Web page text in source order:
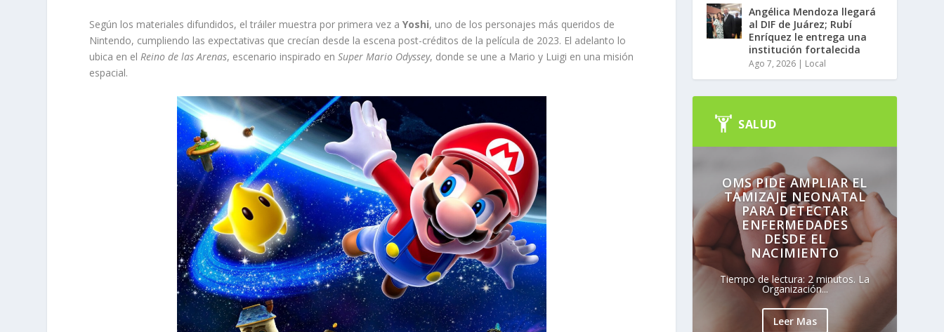
Según los materiales difundidos, el tráiler muestra por primera vez aYoshi, uno de los personajes más queridos de
Nintendo, cumpliendo las expectativas que crecían desde la escena post-créditos de la película de 2023. El adelanto lo
ubica en elReino de las Arenas, escenario inspirado enSuper Mario Odyssey, donde se une a Mario y Luigi en una misión
espacial.
Angélica Mendoza llegará
al DIF de Juárez; Rubí
Enríquez le entrega una
institución fortalecida
Ago 7, 2026 | Local
SALUD
OMS PIDE AMPLIAR EL
TAMIZAJE NEONATAL
PARA DETECTAR
ENFERMEDADES
DESDE EL
NACIMIENTO
Tiempo de lectura: 2 minutos. La
Organización...
Leer Mas